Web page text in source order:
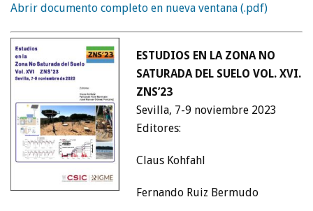
Abrir documento completo en nueva ventana (.pdf)
ESTUDIOS EN LA ZONA NO
SATURADA DEL SUELO VOL. XVI.
ZNS’23
Sevilla, 7-9 noviembre 2023
Editores:
Claus Kohfahl
Fernando Ruiz Bermudo